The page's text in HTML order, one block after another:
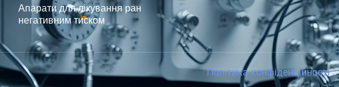
Апарати для лікування ран
негативним тиском
Політика конфіденційності